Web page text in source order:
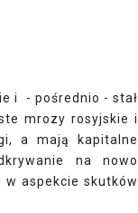
i - pośrednio - stał
mrozy rosyjskie i
a mają kapitalne
na nowo
aspekcie skutków